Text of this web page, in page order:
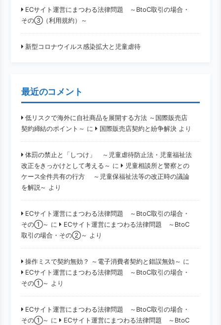
ECサイト運営にまつわる法律問題 ～BtoC取引の場合・
その③（利用規約）～
新型コロナウイルス感染拡大と児童虐待
最近のコメント
低リスクで海外に自社商品を展開する方法 ～国際販売店
契約締結のポイント～ に 国際販売店契約と紛争解決 より
体罰の禁止と「しつけ」 ～児童虐待防止法・児童福祉法
改正をきっかけとして考える～ に
児童相談所と警察との
ケース全件共有の行方 ～児童保福祉法等の改正時の議論
を解説～ より
ECサイト運営にまつわる法律問題 ～BtoC取引の場合・
その①～ に ECサイト運営にまつわる法律問題 ～BtoC
取引の場合・その②～ より
操作ミスで契約無効？ ～電子消費者契約と錯誤無効～ に
ECサイト運営にまつわる法律問題 ～BtoC取引の場合・
その①～ より
ECサイト運営にまつわる法律問題 ～BtoC取引の場合・
その①～ に ECサイト運営にまつわる法律問題 ～BtoC